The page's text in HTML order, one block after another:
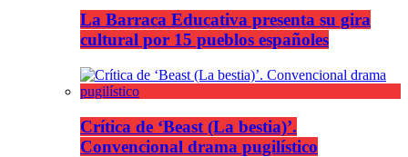
La Barraca Educativa presenta su gira
cultural por 15 pueblos españoles
Crítica de ‘Beast (La bestia)’.
Convencional drama pugilístico